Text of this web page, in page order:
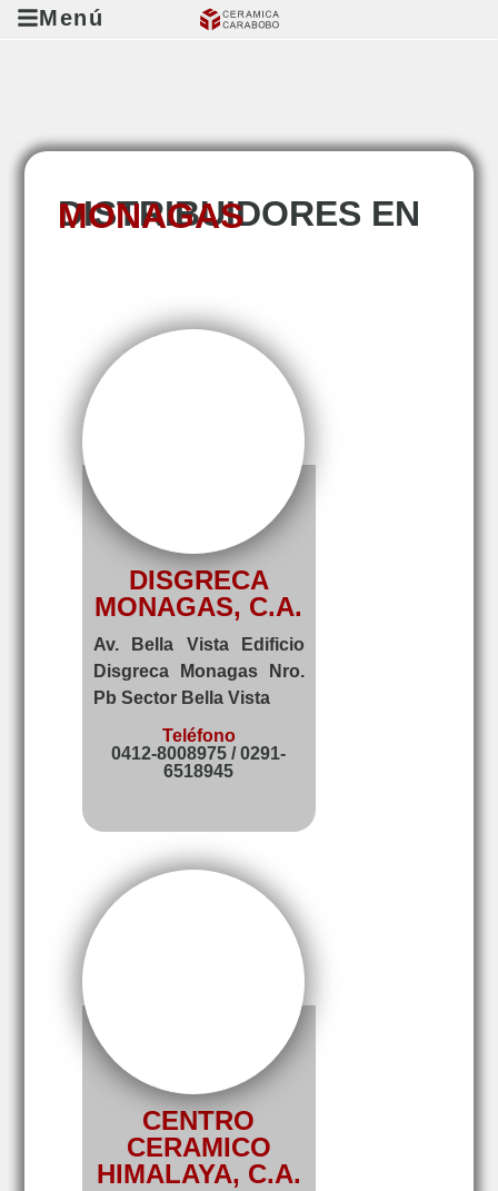
Menú
DISTRIBUIDORES EN
MONAGAS
DISGRECA
MONAGAS, C.A.
Av. Bella Vista Edificio
Disgreca Monagas Nro.
Pb Sector Bella Vista
Teléfono
0412-8008975 / 0291-
6518945
CENTRO
CERAMICO
HIMALAYA, C.A.